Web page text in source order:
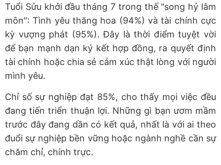
Tuổi Sửu khởi đầu tháng 7 trong thế "song hỷ lâm
môn": Tình yêu thăng hoa (94%) và tài chính cực
kỳ vượng phát (95%). Đây là thời điểm tuyệt vời
để bạn mạnh dạn ký kết hợp đồng, ra quyết định
tài chính hoặc chia sẻ cảm xúc thật lòng với người
mình yêu.
Chỉ số sự nghiệp đạt 85%, cho thấy mọi việc đều
đang tiến triển thuận lợi. Những gì bạn ươm mầm
trước đây đang dần có kết quả, nhất là với ai theo
đuổi sự nghiệp bền vững hoặc ngành nghề cần sự
chăm chỉ, chính trực.